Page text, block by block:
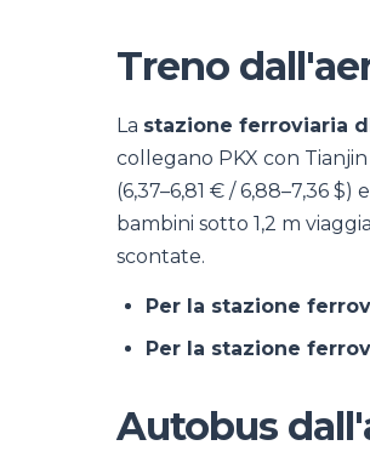
Treno
La stazione ferroviaria
collegano PKX con
(6,37–6,81 € / 6,88–7,36
bambini sotto 1,2 m
scontate.
Per la stazione
Per la stazione
Autobus